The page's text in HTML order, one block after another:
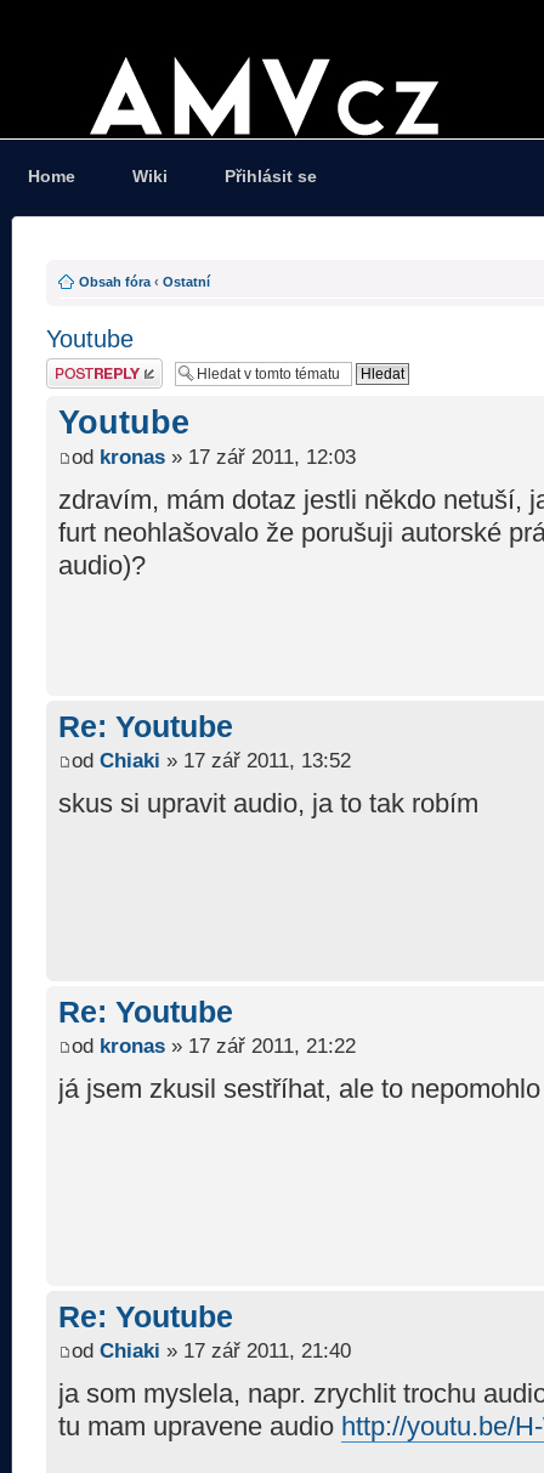
Home Wiki Přihlásit se
Obsah fóra ‹ Ostatní
Youtube
Odeslat odpověď
Youtube
od kronas » 17 zář 2011, 12:03
zdravím, mám dotaz jestli někdo netuší,
furt neohlašovalo že porušuji autorské
audio)?
Re: Youtube
od Chiaki » 17 zář 2011, 13:52
skus si upravit audio, ja to tak robím
Re: Youtube
od kronas » 17 zář 2011, 21:22
já jsem zkusil sestříhat, ale to nepomohlo
Re: Youtube
od Chiaki » 17 zář 2011, 21:40
ja som myslela, napr. zrychlit trochu
tu mam upravene audio http://youtu.be/